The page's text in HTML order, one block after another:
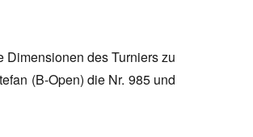
des Turniers zu
(B-Open) die Nr. 985 und